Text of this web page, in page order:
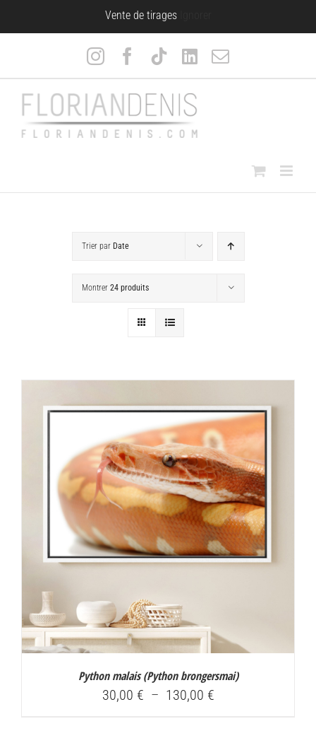
Vente de tirages
au
InstagramFacebook
TiktokLinkedIn
Email
Trier par Date
Montrer 24 produits
Python malais (Python brongersmai)
30,00 € – 130,00 €Plage